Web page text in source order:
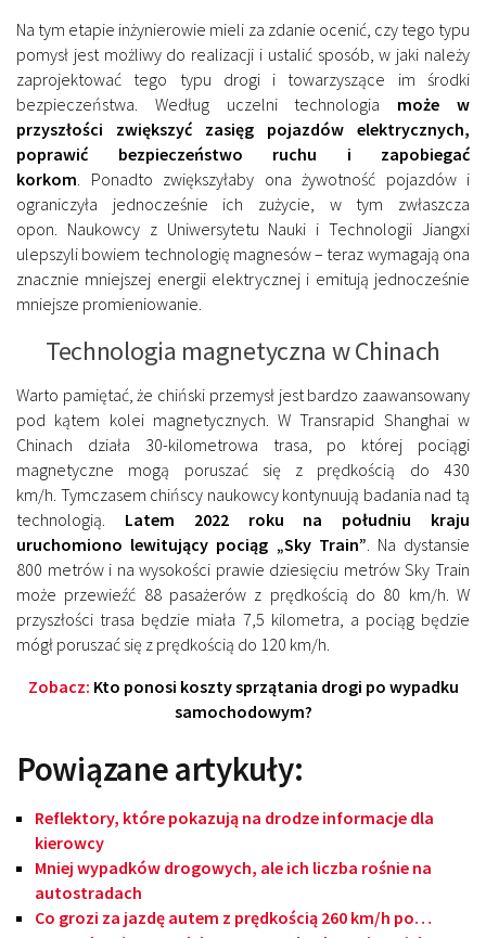
Na tym etapie inżynierowie mieli za zdanie ocenić, czy tego typu
pomysł jest możliwy do realizacji i ustalić sposób, w jaki należy
zaprojektować tego typu drogi i towarzyszące im środki
bezpieczeństwa. Według uczelni technologia może w
przyszłości zwiększyć zasięg pojazdów elektrycznych,
poprawić bezpieczeństwo ruchu i zapobiegać
korkom. Ponadto zwiększyłaby ona żywotność pojazdów i
ograniczyła jednocześnie ich zużycie, w tym zwłaszcza
opon. Naukowcy z Uniwersytetu Nauki i Technologii Jiangxi
ulepszyli bowiem technologię magnesów – teraz wymagają ona
znacznie mniejszej energii elektrycznej i emitują jednocześnie
mniejsze promieniowanie.
Technologia magnetyczna w Chinach
Warto pamiętać, że chiński przemysł jest bardzo zaawansowany
pod kątem kolei magnetycznych. W Transrapid Shanghai w
Chinach działa 30-kilometrowa trasa, po której pociągi
magnetyczne mogą poruszać się z prędkością do 430
km/h. Tymczasem chińscy naukowcy kontynuują badania nad tą
technologią. Latem 2022 roku na południu kraju
uruchomiono lewitujący pociąg „Sky Train”. Na dystansie
800 metrów i na wysokości prawie dziesięciu metrów Sky Train
może przewieźć 88 pasażerów z prędkością do 80 km/h. W
przyszłości trasa będzie miała 7,5 kilometra, a pociąg będzie
mógł poruszać się z prędkością do 120 km/h.
Zobacz: Kto ponosi koszty sprzątania drogi po wypadku
samochodowym?
Powiązane artykuły:
Reflektory, które pokazują na drodze informacje dla
kierowcy
Mniej wypadków drogowych, ale ich liczba rośnie na
autostradach
Co grozi za jazdę autem z prędkością 260 km/h po…